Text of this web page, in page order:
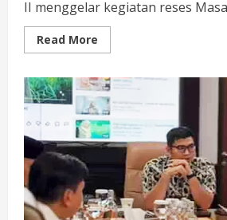
II menggelar kegiatan reses
Read More
more
Dapil
II
di
Gunung
Putri,
Junsam:
Pendidikan
Masih
Dominan